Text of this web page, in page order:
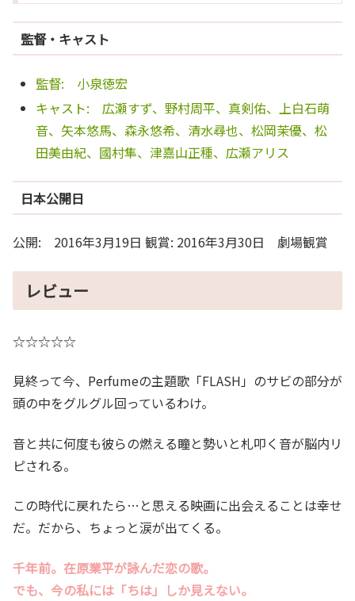
監督・キャスト
監督: 小泉徳宏
キャスト: 広瀬すず、野村周平、真剣佑、上白石萌
音、矢本悠馬、森永悠希、清水尋也、松岡茉優、松
田美由紀、國村隼、津嘉山正種、広瀬アリス
日本公開日
公開: 2016年3月19日 観賞: 2016年3月30日 劇場観賞
レビュー
☆☆☆☆☆
見終って今、Perfumeの主題歌「FLASH」のサビの部分が
頭の中をグルグル回っているわけ。
音と共に何度も彼らの燃える瞳と勢いと札叩く音が脳内リ
ピされる。
この時代に戻れたら…と思える映画に出会えることは幸せ
だ。だから、ちょっと涙が出てくる。
千年前。在原業平が詠んだ恋の歌。
でも、今の私には「ちは」しか見えない。